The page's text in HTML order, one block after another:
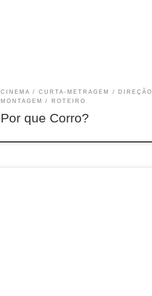
CINEMA CURTA-METRAGEM
DIREÇÃO
MONTAGEM
ROTEIRO
Por que Corro?